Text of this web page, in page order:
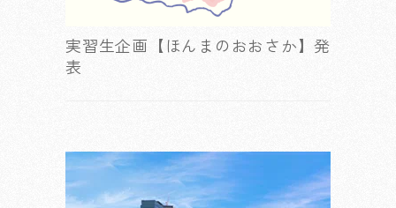
実習生企画【ほんまのおおさか】発
表